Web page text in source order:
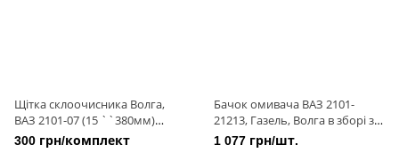
Щітка склоочисника Волга,
ВАЗ 2101-07 (15 ``380мм)
(комплект 2 шт) (пр-во ALCA)
300 грн/комплект
Бачок омивача ВАЗ 2101-
21213, Газель, Волга в зборі з
електронасосом 12в 1 мотор
2л. нов обр (пр-во ПРАМ)
1 077 грн/шт.